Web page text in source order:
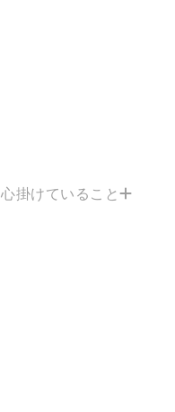
心掛けていること